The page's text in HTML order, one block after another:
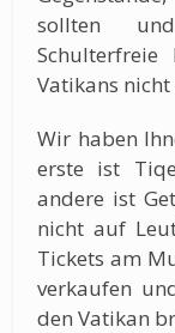
sollten
Vatikans
Wir haben
erste ist
andere ist
nicht auf
Tickets am
verkaufen
den Vatikan